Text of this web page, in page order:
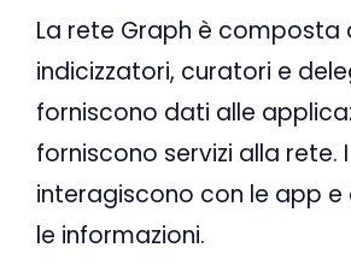
La rete Graph è composta
indicizzatori, curatori e
forniscono dati alle
forniscono servizi alla rete.
interagiscono con le app e
le informazioni.